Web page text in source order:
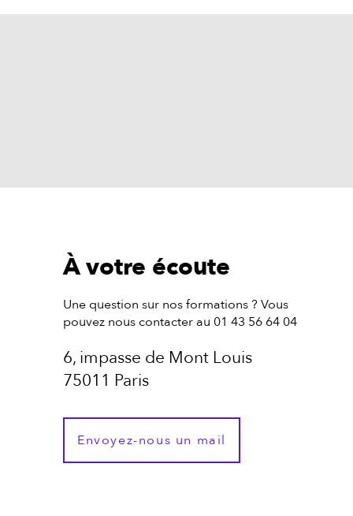
À votre écoute
Une question sur nos formations ? Vous
pouvez nous contacter au 01 43 56 64 04
6, impasse de Mont Louis
75011 Paris
Envoyez-nous un mail